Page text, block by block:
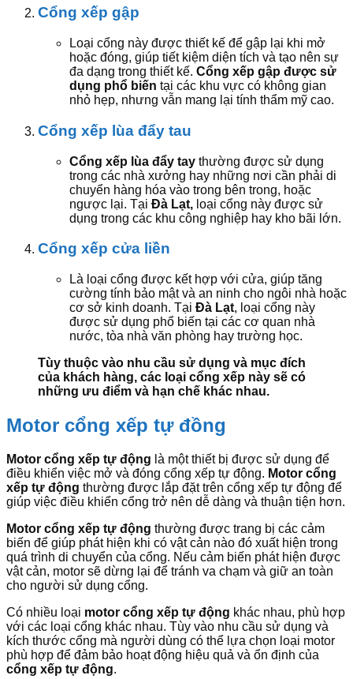
Cổng xếp gập
Loại cổng này được thiết kế để gập lại khi mở
hoặc đóng, giúp tiết kiệm diện tích và tạo nên sự
đa dạng trong thiết kế. Cổng xếp gập được sử
dụng phổ biến tại các khu vực có không gian
nhỏ hẹp, nhưng vẫn mang lại tính thẩm mỹ cao.
Cổng xếp lùa đẩy tau
Cổng xếp lùa đẩy tay thường được sử dụng
trong các nhà xưởng hay những nơi cần phải di
chuyển hàng hóa vào trong bên trong, hoặc
ngược lại. Tại Đà Lạt, loại cổng này được sử
dụng trong các khu công nghiệp hay kho bãi lớn.
Cổng xếp cửa liền
Là loại cổng được kết hợp với cửa, giúp tăng
cường tính bảo mật và an ninh cho ngôi nhà hoặc
cơ sở kinh doanh. Tại Đà Lạt, loại cổng này
được sử dụng phổ biến tại các cơ quan nhà
nước, tòa nhà văn phòng hay trường học.
Tùy thuộc vào nhu cầu sử dụng và mục đích
của khách hàng, các loại cổng xếp này sẽ có
những ưu điểm và hạn chế khác nhau.
Motor cổng xếp tự đồng
Motor cổng xếp tự động là một thiết bị được sử dụng để
điều khiển việc mở và đóng cổng xếp tự động. Motor cổng
xếp tự động thường được lắp đặt trên cổng xếp tự động để
giúp việc điều khiển cổng trở nên dễ dàng và thuận tiện hơn.
Motor cổng xếp tự động thường được trang bị các cảm
biến để giúp phát hiện khi có vật cản nào đó xuất hiện trong
quá trình di chuyển của cổng. Nếu cảm biến phát hiện được
vật cản, motor sẽ dừng lại để tránh va chạm và giữ an toàn
cho người sử dụng cổng.
Có nhiều loại motor cổng xếp tự động khác nhau, phù hợp
với các loại cổng khác nhau. Tùy vào nhu cầu sử dụng và
kích thước cổng mà người dùng có thể lựa chọn loại motor
phù hợp để đảm bảo hoạt động hiệu quả và ổn định của
cổng xếp tự động.